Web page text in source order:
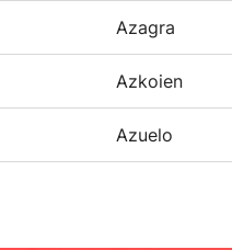
Azagra
Azkoien
Azuelo